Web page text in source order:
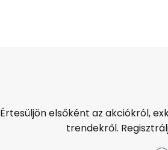
Értesüljön elsőként az akciókról,
trendekről.